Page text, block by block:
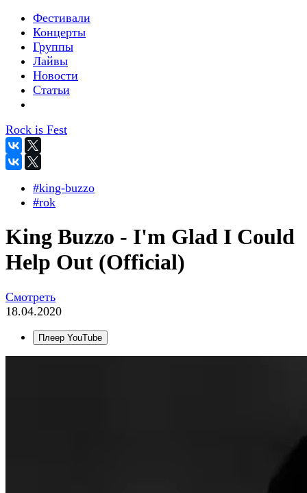
Фестивали
Концерты
Группы
Лайвы
Новости
Статьи
Rock is Fest
#king-buzzo
#rok
King Buzzo - I'm Glad I Could
Help Out (Official)
Смотреть
18.04.2020
Плеер YouTube